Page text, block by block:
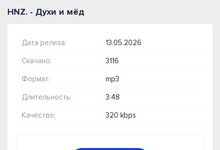
HNZ. - Духи и мёд
Дата релиза: 13.05.2026
Скачано: 3116
Формат: mp3
Длительность: 3:48
Качество: 320 kbps